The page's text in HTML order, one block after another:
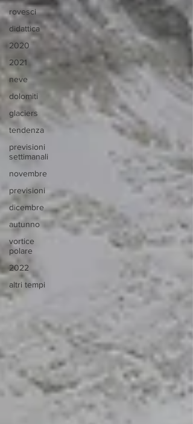
rovesci
didattica
2020
2021
neve
dolomiti
glaciers
tendenza
previsioni
settimanali
novembre
previsioni
dicembre
autunno
vortice
polare
2022
altri tempi